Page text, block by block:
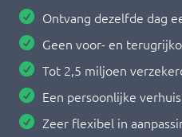
Ontvang dezelfde dag
Geen voor- en
Tot 2,5 miljoen
Een persoonlijke
Zeer flexibel in